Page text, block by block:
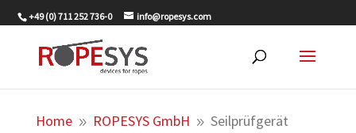
+49 (0) 711 252 736-0 info@ropesys.com
Home 9 ROPESYS GmbH 9 Seilprüfgerät